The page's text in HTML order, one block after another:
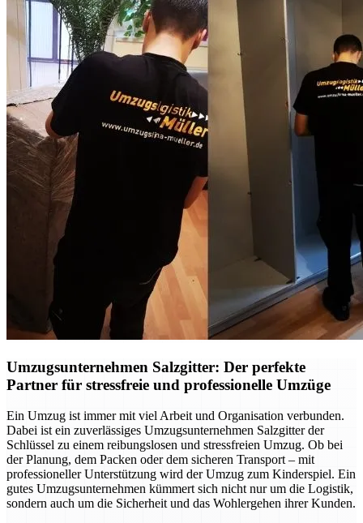
Umzugsunternehmen Salzgitter: Der perfekte
Partner für stressfreie und professionelle Umzüge
Ein Umzug ist immer mit viel Arbeit und Organisation verbunden.
Dabei ist ein zuverlässiges Umzugsunternehmen Salzgitter der
Schlüssel zu einem reibungslosen und stressfreien Umzug. Ob bei
der Planung, dem Packen oder dem sicheren Transport – mit
professioneller Unterstützung wird der Umzug zum Kinderspiel. Ein
gutes Umzugsunternehmen kümmert sich nicht nur um die Logistik,
sondern auch um die Sicherheit und das Wohlergehen ihrer Kunden.